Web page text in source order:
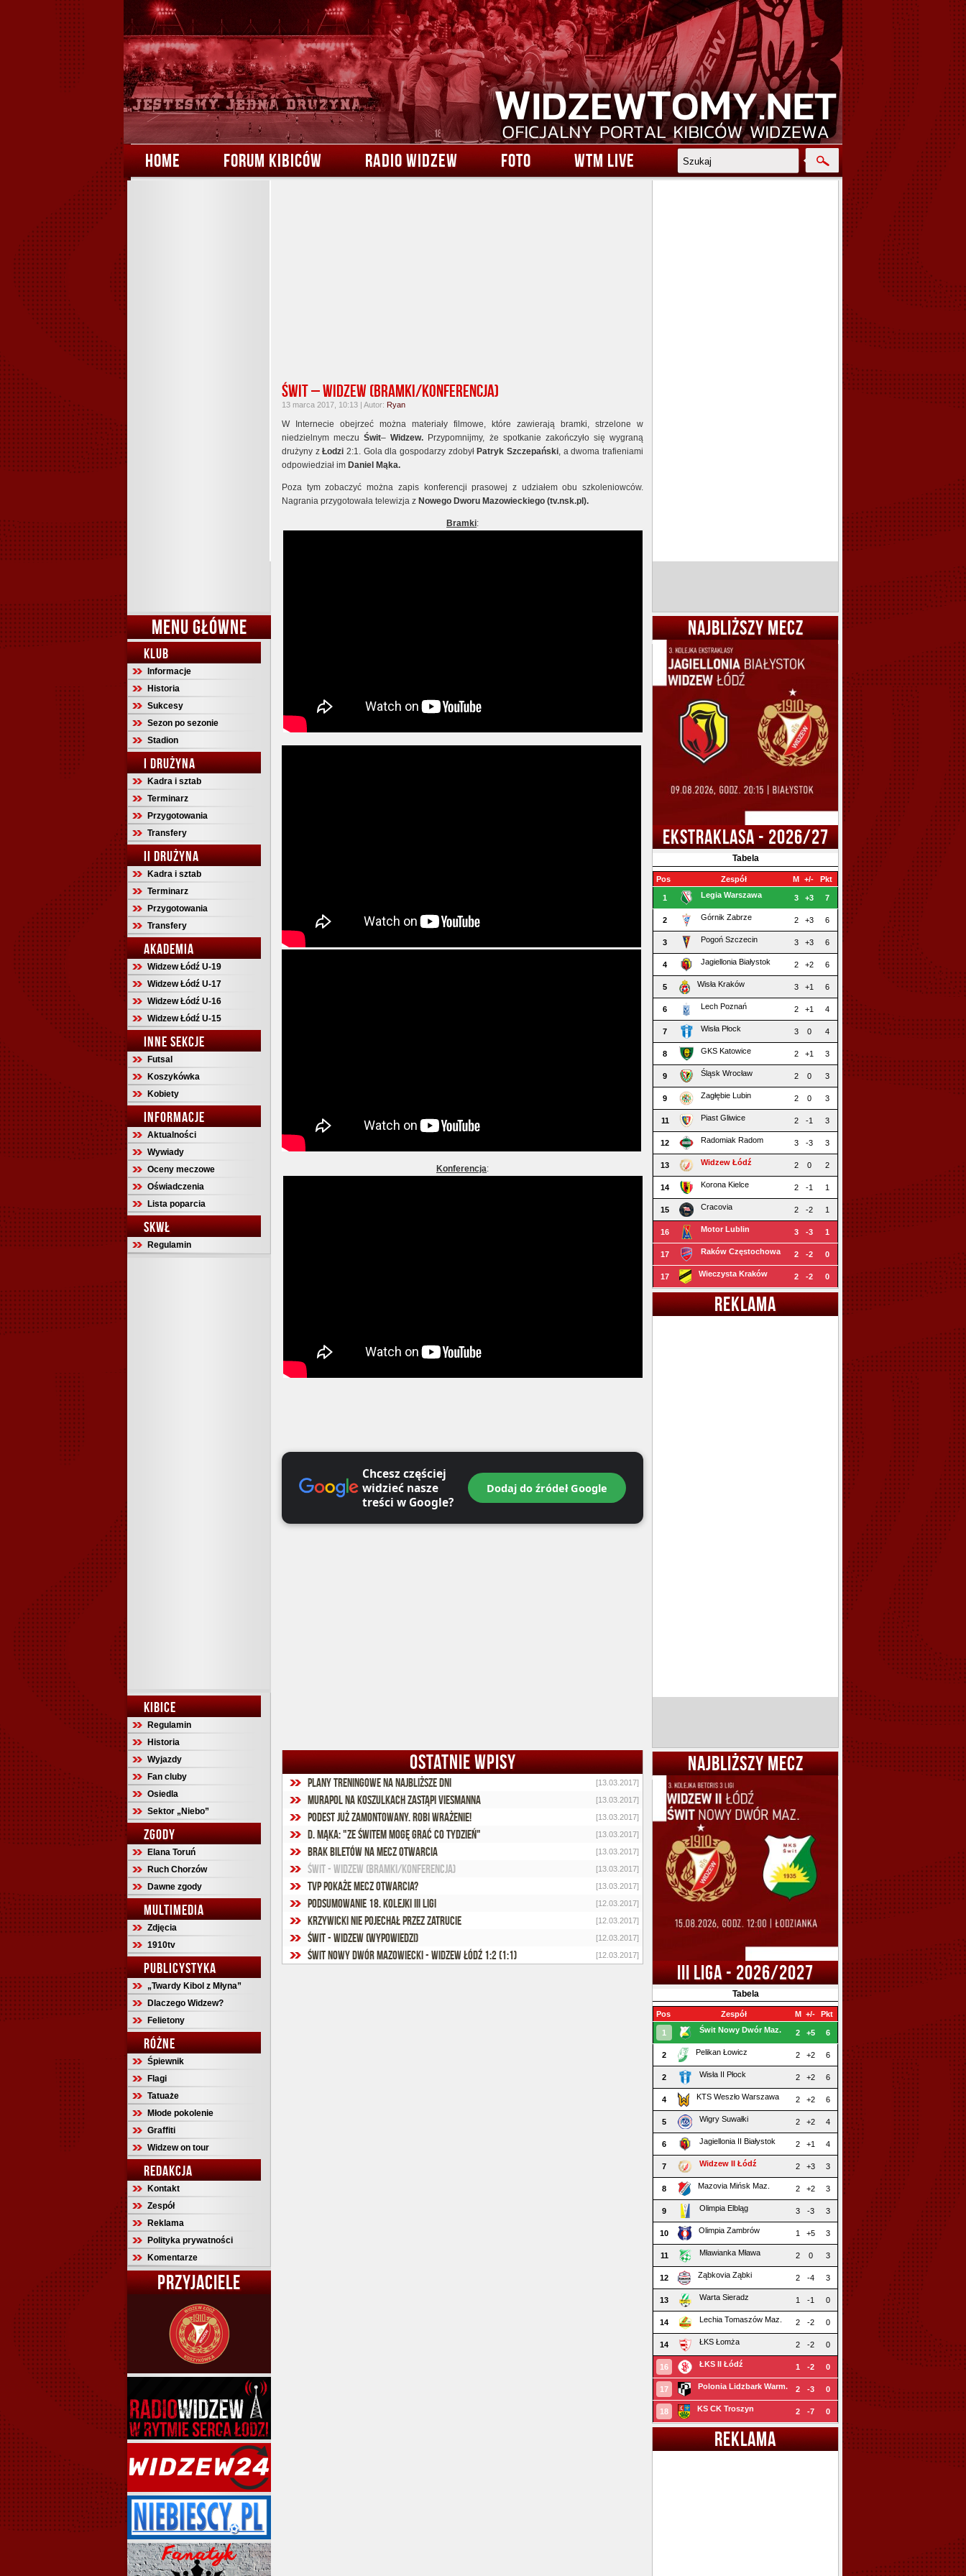
HOME FORUM KIBICÓW RADIO WIDZEW FOTO WTM LIVE
MENU GŁÓWNE
KLUB
Informacje
Historia
Sukcesy
Sezon po sezonie
Stadion
I DRUŻYNA
Kadra i sztab
Terminarz
Przygotowania
Transfery
II DRUŻYNA
Kadra i sztab
Terminarz
Przygotowania
Transfery
AKADEMIA
Widzew Łódź U-19
Widzew Łódź U-17
Widzew Łódź U-16
Widzew Łódź U-15
INNE SEKCJE
Futsal
Koszykówka
Kobiety
INFORMACJE
Aktualności
Wywiady
Oceny meczowe
Oświadczenia
Lista poparcia
SKWŁ
Regulamin
KIBICE
Regulamin
Historia
Wyjazdy
Fan cluby
Osiedla
Sektor „Niebo”
ZGODY
Elana Toruń
Ruch Chorzów
Dawne zgody
MULTIMEDIA
Zdjęcia
1910tv
PUBLICYSTYKA
„Twardy Kibol z Młyna”
Dlaczego Widzew?
Felietony
RÓŻNE
Śpiewnik
Flagi
Tatuaże
Młode pokolenie
Graffiti
Widzew on tour
REDAKCJA
Kontakt
Zespół
Reklama
Polityka prywatności
Komentarze
PRZYJACIELE
Świt – Widzew (bramki/konferencja)
13 marca 2017, 10:13 | Autor: Ryan
W Internecie obejrzeć można materiały filmowe, które zawierają bramki, strzelone w
niedzielnym meczuŚwit–Widzew. Przypomnijmy, że spotkanie zakończyło się wygraną
drużyny zŁodzi2:1. Gola dla gospodarzy zdobył Patryk Szczepański, a dwoma trafieniami
odpowiedział im Daniel Mąka.
Poza tym zobaczyć można zapis konferencji prasowej z udziałem obu szkoleniowców.
Nagrania przygotowała telewizja z Nowego Dworu Mazowieckiego (tv.nsk.pl).
Bramki:
Konferencja:
Chcesz częściej
widzieć nasze
treści w Google?
Dodaj do źródeł Google
OSTATNIE WPISY
Plany treningowe na najbliższe dni [13.03.2017]
Murapol na koszulkach zastąpi Viesmanna [13.03.2017]
Podest już zamontowany. Robi wrażenie! [13.03.2017]
D. Mąka: "Ze Świtem mogę grać co tydzień" [13.03.2017]
Brak biletów na mecz otwarcia [13.03.2017]
Świt - Widzew (bramki/konferencja) [13.03.2017]
TVP pokaże mecz otwarcia? [13.03.2017]
Podsumowanie 18. kolejki III ligi [12.03.2017]
Krzywicki nie pojechał przez zatrucie [12.03.2017]
Świt - Widzew (wypowiedzi) [12.03.2017]
Świt Nowy Dwór Mazowiecki - Widzew Łódź 1:2 (1:1) [12.03.2017]
NAJBLIŻSZY MECZ
EKSTRAKLASA - 2026/27
Tabela
Pos Zespół M +/- Pkt
1 Legia Warszawa 3 +3 7
2 Górnik Zabrze 2 +3 6
3 Pogoń Szczecin 3 +3 6
4 Jagiellonia Białystok 2 +2 6
5 Wisła Kraków 3 +1 6
6 Lech Poznań 2 +1 4
7 Wisła Płock 3 0 4
8 GKS Katowice 2 +1 3
9 Śląsk Wrocław 2 0 3
9 Zagłębie Lubin 2 0 3
11 Piast Gliwice 2 -1 3
12 Radomiak Radom 3 -3 3
13 Widzew Łódź 2 0 2
14 Korona Kielce 2 -1 1
15 Cracovia 2 -2 1
16 Motor Lublin 3 -3 1
17 Raków Częstochowa 2 -2 0
17 Wieczysta Kraków 2 -2 0
REKLAMA
NAJBLIŻSZY MECZ
III LIGA - 2026/2027
Tabela
Pos Zespół M +/- Pkt
1 Świt Nowy Dwór Maz. 2 +5 6
2 Pelikan Łowicz 2 +2 6
2 Wisła II Płock 2 +2 6
4 KTS Weszło Warszawa 2 +2 6
5 Wigry Suwałki 2 +2 4
6 Jagiellonia II Białystok 2 +1 4
7 Widzew II Łódź 2 +3 3
8 Mazovia Mińsk Maz. 2 +2 3
9 Olimpia Elbląg 3 -3 3
10 Olimpia Zambrów 1 +5 3
11 Mławianka Mława 2 0 3
12 Ząbkovia Ząbki 2 -4 3
13 Warta Sieradz 1 -1 0
14 Lechia Tomaszów Maz. 2 -2 0
14 ŁKS Łomża 2 -2 0
16 ŁKS II Łódź 1 -2 0
17 Polonia Lidzbark Warm. 2 -3 0
18 KS CK Troszyn 2 -7 0
REKLAMA